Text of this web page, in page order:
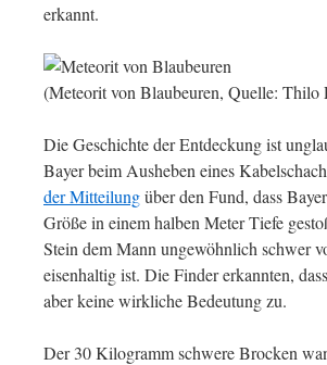
erkannt.
(Meteorit von Blaubeuren, Quelle:
Die Geschichte der Entdeckung ist
Bayer beim Ausheben eines
der Mitteilungüber den Fund, dass
Größe in einem halben Meter Tiefe
Stein dem Mann ungewöhnlich schwer
eisenhaltig ist. Die Finder erkannten,
aber keine wirkliche Bedeutung zu.
Der 30 Kilogramm schwere Brocken